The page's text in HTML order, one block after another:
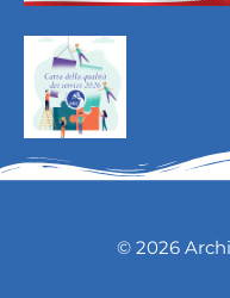
© 2026